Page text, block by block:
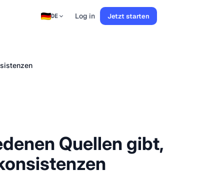
DE Log in Jetzt starten
Quellen gibt,